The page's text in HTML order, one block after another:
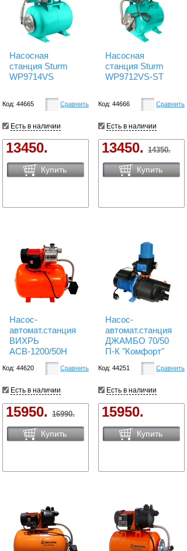
Насосная
станция Sturm
WP9714VS
Код: 44665 Сравнить
Есть в наличии
13450.
Купить
Насосная
станция Sturm
WP9712VS-ST
Код: 44666 Сравнить
Есть в наличии
13450. 14350.
Купить
Насос-
автомат.станция
ВИХРЬ
АСВ-1200/50Н
Код: 44620 Сравнить
Есть в наличии
15950. 16990.
Купить
Насос-
автомат.станция
ДЖАМБО 70/50
П-К "Комфорт"
Код: 44251 Сравнить
Есть в наличии
15950.
Купить